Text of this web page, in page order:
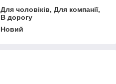
Для чоловіків, Для компанії,
В дорогу
Новий